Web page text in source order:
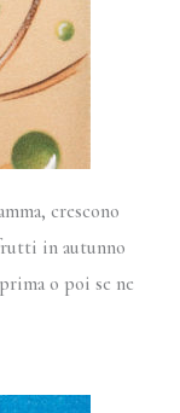
crescono
in autunno
o poi se ne